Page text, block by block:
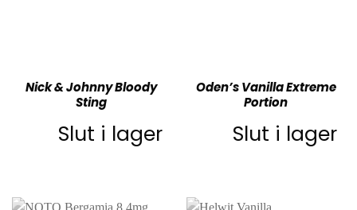
Nick & Johnny Bloody
Sting
Slut i lager
Oden’s Vanilla Extreme
Portion
Slut i lager